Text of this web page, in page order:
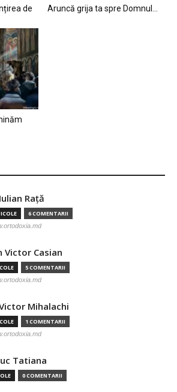
de
Aruncă grija ta spre Domnul…
Raţă
6 COMENTARII
Victor Casian
5 COMENTARII
Mihalachi
1 COMENTARII
Tatiana
0 COMENTARII